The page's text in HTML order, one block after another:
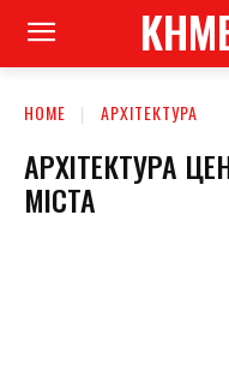
HOME АРХІТЕКТУРА
АРХІТЕКТУРА
МІСТА